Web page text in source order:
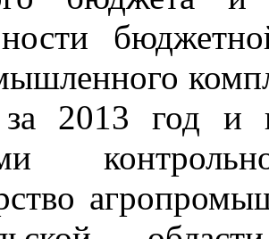
за 2013 год и